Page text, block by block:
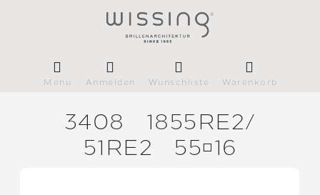
Menü Anmelden Wunschliste Warenkorb
3408
1855RE2/
51RE2
5516